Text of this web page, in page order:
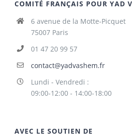
COMITÉ FRANÇAIS POUR YAD
6 avenue de la Motte-Picquet
75007 Paris
01 47 20 99 57
contact@yadvashem.fr
Lundi - Vendredi :
09:00-12:00 - 14:00-18:00
AVEC LE SOUTIEN DE